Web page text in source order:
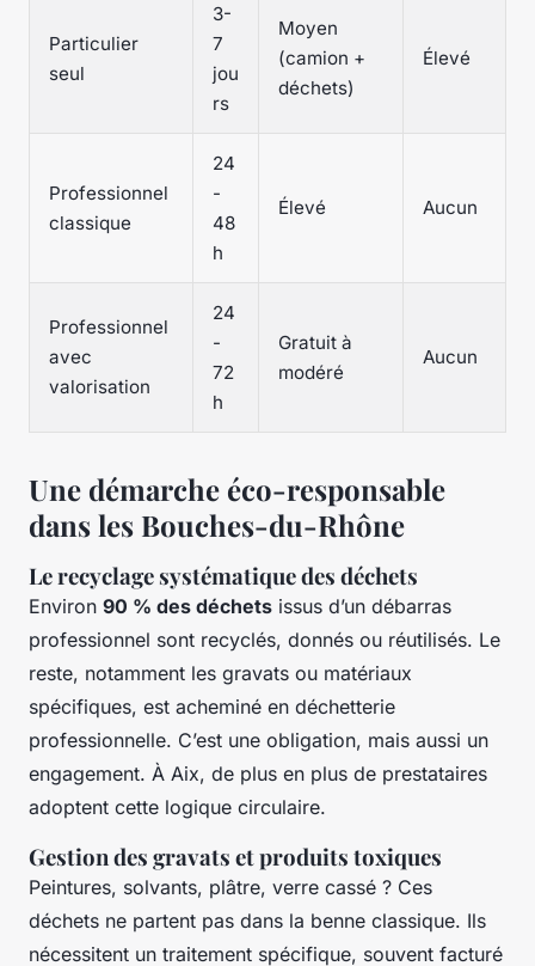
Particulier
seul
3-
7
jou
rs
Moyen
(camion +
déchets)
Élevé
Professionnel
classique
24
-
48
h
Élevé Aucun
Professionnel
avec
valorisation
24
-
72
h
Gratuit à
modéré
Aucun
Une démarche éco-responsable
dans les Bouches-du-Rhône
Le recyclage systématique des déchets
Environ 90 % des déchets issus d’un débarras
professionnel sont recyclés, donnés ou réutilisés. Le
reste, notamment les gravats ou matériaux
spécifiques, est acheminé en déchetterie
professionnelle. C’est une obligation, mais aussi un
engagement. À Aix, de plus en plus de prestataires
adoptent cette logique circulaire.
Gestion des gravats et produits toxiques
Peintures, solvants, plâtre, verre cassé ? Ces
déchets ne partent pas dans la benne classique. Ils
nécessitent un traitement spécifique, souvent facturé